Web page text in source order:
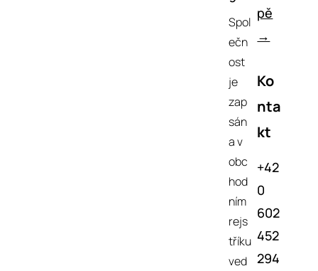
Spol
ečn
ost
je
zap
sán
a v
obc
hod
ním
rejs
tříku
ved
pě
→
Ko
nta
kt
+42
0
602
452
294